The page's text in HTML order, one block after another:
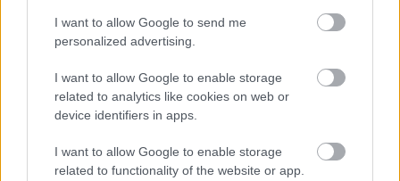
I want to allow Google to send me
personalized advertising.
I want to allow Google to enable storage
related to analytics like cookies on web or
device identifiers in apps.
I want to allow Google to enable storage
related to functionality of the website or app.
Νέα επένδυση μαμούθ στην Τουρκία
αυτοκινήτων που ετοιμάζει